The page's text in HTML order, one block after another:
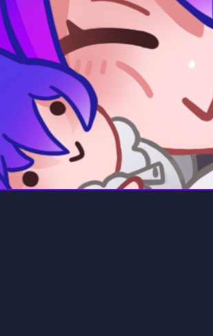
Servers
Travel
111 Servers
Servers
Xbox
233 Servers